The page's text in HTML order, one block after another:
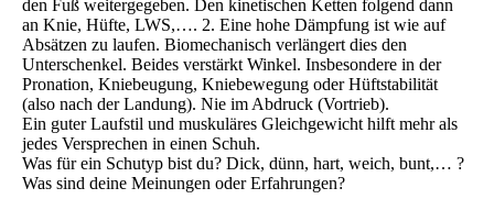
den Fuß weitergegeben. Den kinetischen Ketten folgend dann
an Knie, Hüfte, LWS,…. 2. Eine hohe Dämpfung ist wie auf
Absätzen zu laufen. Biomechanisch verlängert dies den
Unterschenkel. Beides verstärkt Winkel. Insbesondere in der
Pronation, Kniebeugung, Kniebewegung oder Hüftstabilität
(also nach der Landung). Nie im Abdruck (Vortrieb).
Ein guter Laufstil und muskuläres Gleichgewicht hilft mehr als
jedes Versprechen in einen Schuh.
Was für ein Schutyp bist du? Dick, dünn, hart, weich, bunt,… ?
Was sind deine Meinungen oder Erfahrungen?